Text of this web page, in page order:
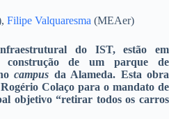
Filipe Valquaresma (MEAer)
do IST, estão em
construção de um parque de
campus da Alameda. Esta obra
Colaço para o mandato de
objetivo “retirar todos os carros